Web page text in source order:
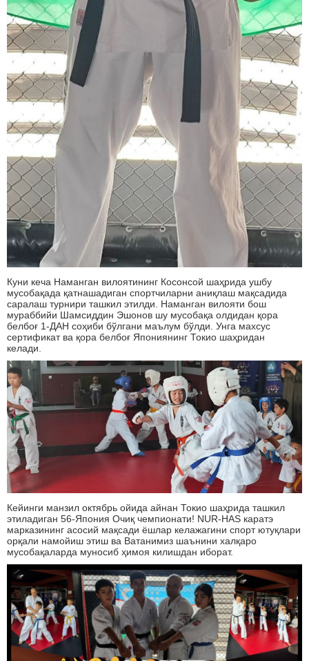
Куни кеча Наманган вилоятининг Косонсой шаҳрида ушбу
мусобақада қатнашадиган спортчиларни аниқлаш мақсадида
саралаш турнири ташкил этилди. Наманган вилояти бош
мураббийи Шамсиддин Эшонов шу мусобақа олдидан қора
белбоғ 1-ДАН соҳиби бўлгани маълум бўлди. Унга махсус
сертификат ва қора белбоғ Япониянинг Токио шаҳридан
келади.
Кейинги манзил октябрь ойида айнан Токио шаҳрида ташкил
этиладиган 56-Япония Очиқ чемпионати! NUR-HAS каратэ
марказининг асосий мақсади ёшлар келажагини спорт ютуқлари
орқали намойиш этиш ва Ватанимиз шаънини халқаро
мусобақаларда муносиб ҳимоя килишдан иборат.